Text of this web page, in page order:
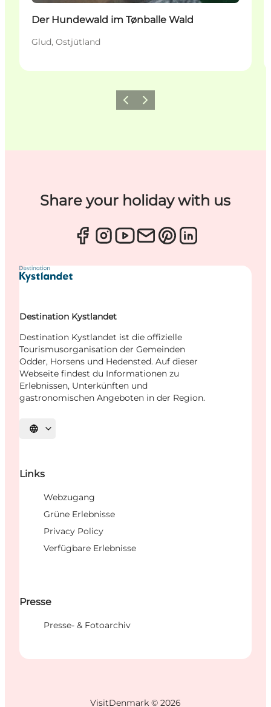
Der Hundewald im Tønballe Wald
Glud, Ostjütland
ZurückWeiter
Share your holiday with us
Destination Kystlandet
Destination Kystlandet ist die offizielle
Tourismusorganisation der Gemeinden
Odder, Horsens und Hedensted. Auf dieser
Webseite findest du Informationen zu
Erlebnissen, Unterkünften und
gastronomischen Angeboten in der Region.
Sprache auswählen
Links
Webzugang
Grüne Erlebnisse
Privacy Policy
Verfügbare Erlebnisse
Presse
Presse- & Fotoarchiv
VisitDenmark © 2026